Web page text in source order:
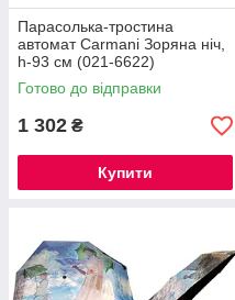
Парасолька-тростина
автомат Carmani Зоряна ніч,
h-93 см (021-6622)
Готово до відправки
1 302 ₴
Купити